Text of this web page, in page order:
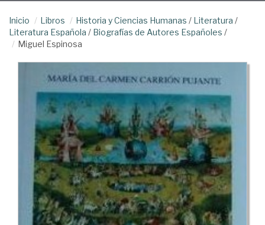
Inicio Libros Historia y Ciencias Humanas / Literatura /
Literatura Española / Biografías de Autores Españoles /
Miguel Espinosa